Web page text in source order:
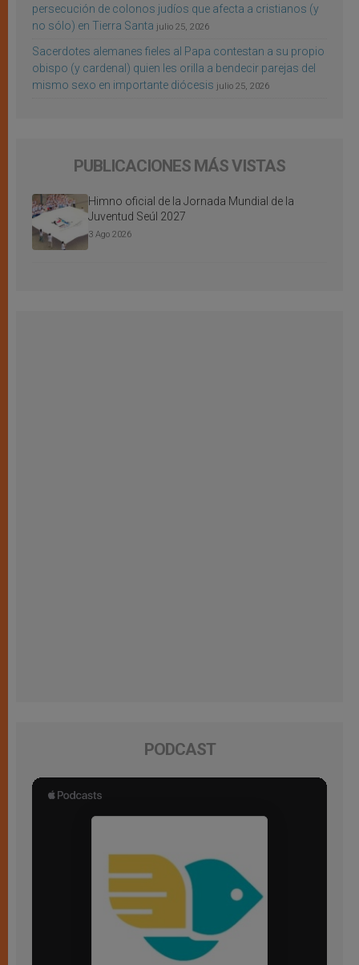
persecución de colonos judíos que afecta a cristianos (y
no sólo) en Tierra Santa julio 25, 2026
Sacerdotes alemanes fieles al Papa contestan a su propio
obispo (y cardenal) quien les orilla a bendecir parejas del
mismo sexo en importante diócesis julio 25, 2026
PUBLICACIONES MÁS VISTAS
Himno oficial de la Jornada Mundial de la
Juventud Seúl 2027
3 Ago 2026
PODCAST